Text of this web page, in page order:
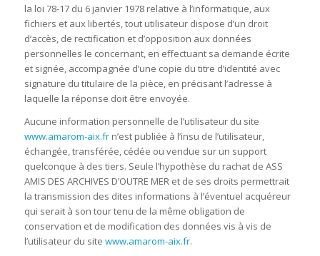
la loi 78-17 du 6 janvier 1978 relative à l’informatique, aux
fichiers et aux libertés, tout utilisateur dispose d’un droit
d’accès, de rectification et d’opposition aux données
personnelles le concernant, en effectuant sa demande écrite
et signée, accompagnée d’une copie du titre d’identité avec
signature du titulaire de la pièce, en précisant l’adresse à
laquelle la réponse doit être envoyée.
Aucune information personnelle de l’utilisateur du site
www.amarom-aix.frn’est publiée à l’insu de l’utilisateur,
échangée, transférée, cédée ou vendue sur un support
quelconque à des tiers. Seule l’hypothèse du rachat de ASS
AMIS DES ARCHIVES D’OUTRE MER et de ses droits permettrait
la transmission des dites informations à l’éventuel acquéreur
qui serait à son tour tenu de la même obligation de
conservation et de modification des données vis à vis de
l’utilisateur du site www.amarom-aix.fr.